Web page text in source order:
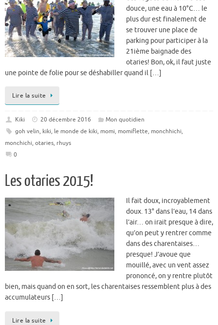
douce, une eau à 10°C… le
plus dur est finalement de
se trouver une place de
parking pour participer à la
21ième baignade des
otaries! Bon, ok, il faut juste
une pointe de folie pour se déshabiller quand il […]
Lire la suite
Kiki 20 décembre 2016
Mon quotidien
goh velin, kiki, le monde de kiki, momi, momiflette, monchhichi,
monchichi, otaries, rhuys
0
Les otaries 2015!
Il fait doux, incroyablement
doux. 13° dans l’eau, 14 dans
l’air… on irait presque à dire,
qu’on peut y rentrer comme
dans des charentaises…
presque! J’avoue que
mouillé, avec un vent assez
prononcé, on y rentre plutôt
bien, mais quand on en sort, les charentaises ressemblent plus à des
accumulateurs […]
Lire la suite